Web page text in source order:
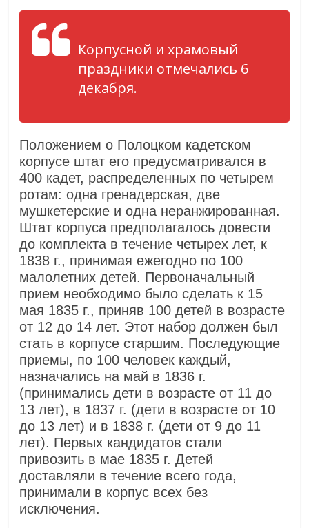
Корпусной и храмовый
праздники отмечались 6
декабря.
Положением о Полоцком кадетском
корпусе штат его предусматривался в
400 кадет, распределенных по четырем
ротам: одна гренадерская, две
мушкетерские и одна неранжированная.
Штат корпуса предполагалось довести
до комплекта в течение четырех лет, к
1838 г., принимая ежегодно по 100
малолетних детей. Первоначальный
прием необходимо было сделать к 15
мая 1835 г., приняв 100 детей в возрасте
от 12 до 14 лет. Этот набор должен был
стать в корпусе старшим. Последующие
приемы, по 100 человек каждый,
назначались на май в 1836 г.
(принимались дети в возрасте от 11 до
13 лет), в 1837 г. (дети в возрасте от 10
до 13 лет) и в 1838 г. (дети от 9 до 11
лет). Первых кандидатов стали
привозить в мае 1835 г. Детей
доставляли в течение всего года,
принимали в корпус всех без
исключения.